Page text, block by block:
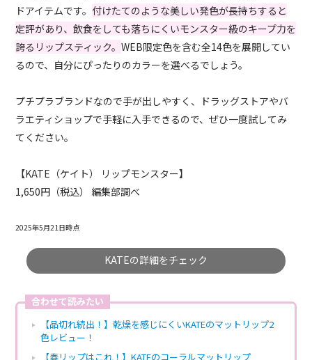
ドアイテムです。 付けたてのような美しい発色が長持ちすると
定評があり、飲食をしても落ちにくいモンスター級のキープ力を
誇るリップスティック。WEB限定色を含む全14色を展開してい
るので、自分にぴったりのカラーを選べるでしょう。
プチプラブランドなので手が出しやすく、ドラッグストアやバ
ラエティショップで手軽に入手できるので、ぜひ一度試してみ
てください。
【KATE（ケイト）
リップモンスター】
1,650円（税込）編集部調べ
2025年5月21日時点
KATEの詳細をチェック
合わせて読みたい
【品切れ続出！】乾燥を感じにくいKATEのマットリップ2
色レビュー！
【春リップはこれ！】KATEのコーラルマットリップ